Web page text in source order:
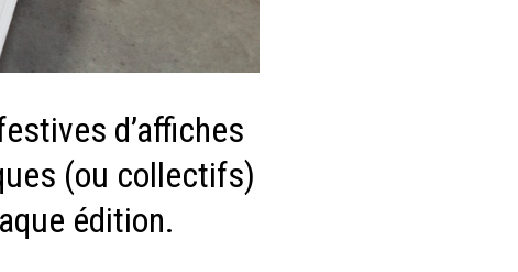
d’affiches
(ou collectifs)
édition.